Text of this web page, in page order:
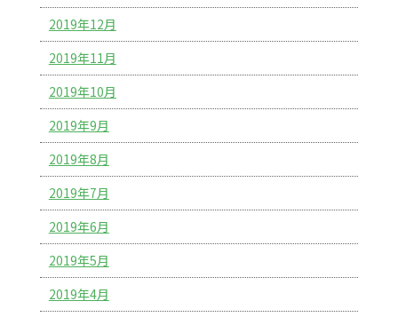
2019年12月
2019年11月
2019年10月
2019年9月
2019年8月
2019年7月
2019年6月
2019年5月
2019年4月